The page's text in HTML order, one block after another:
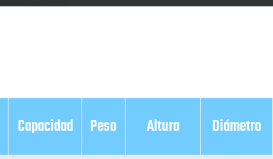
Capacidad Peso Altura
Diámetro